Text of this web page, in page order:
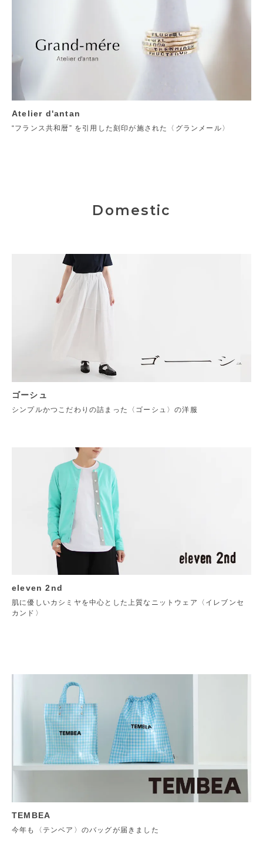
Atelier d'antan
“フランス共和暦” を引用した刻印が施された〈グランメール〉
Domestic
ゴーシュ
シンプルかつこだわりの詰まった〈ゴーシュ〉の洋服
eleven 2nd
肌に優しいカシミヤを中心とした上質なニットウェア〈イレブンセ
カンド〉
TEMBEA
今年も〈テンベア〉のバッグが届きました